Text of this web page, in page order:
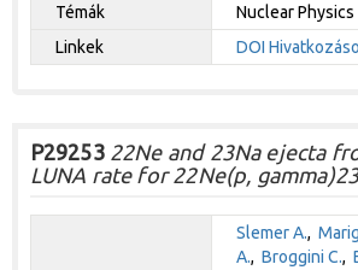
Témák
Nuclear Physics
Linkek
DOI
P2925322Ne and 23Na ejecta
LUNA rate for 22Ne(p,
Slemer A.,
A., Broggini C.,